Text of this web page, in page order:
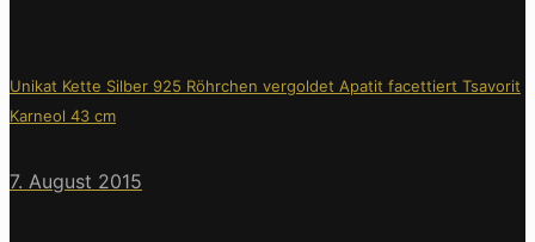
Unikat Kette Silber 925 Röhrchen vergoldet Apatit facettiert Tsavorit
Karneol 43 cm
7. August 2015